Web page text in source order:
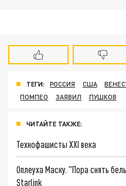
ТЕГИ: РОССИЯ США
ПОМПЕО
ЗАЯВИЛ ПУШКОВ
ЧИТАЙТЕ ТАКЖЕ:
Технофашисты XXI века
Оплеуха Маску. "Пора снять
Starlink